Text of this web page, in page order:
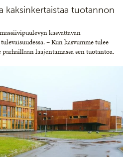
kaksinkertaistaa tuotannon
kasvattavan
– Kun kasvumme tulee
laajentamassa sen tuotantoa.